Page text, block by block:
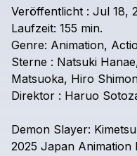
Veröffentlicht : Jul 18,
Laufzeit: 155 min.
Genre: Animation,
Sterne : Natsuki
Matsuoka, Hiro
Direktor : Haruo
Demon Slayer: Kimetsu
2025 Japan Animation